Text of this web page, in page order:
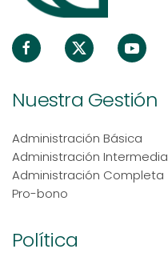
Nuestra Gestión
Administración Básica
Administración Intermedia
Administración Completa
Pro-bono
Política